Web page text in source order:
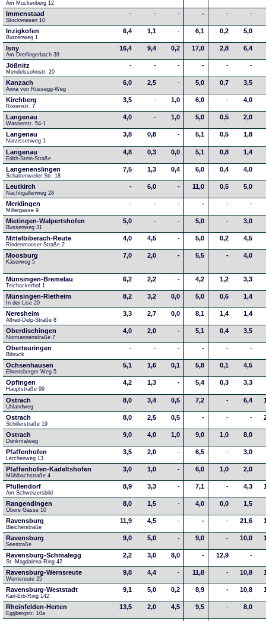
Am Muckenberg 12
Immenstaad
Stockwiesen 10
- - - - - -
Inzigkofen
Butzenweg 1
6,4 1,1 - 6,1 0,2 5,0
Isny
Am Dreifingerbach 39
16,4 9,4 0,2 17,0 2,8 6,4
Jößnitz
Mendelssohnstr. 20
- - - - - -
Kanzach
Anna von Russegg-Weg
6,0 2,5 - 5,0 0,7 3,5
Kirchberg
Rosenstr. 7
3,5 - 1,0 6,0 - 4,0
Langenau
Wasserstr. 54-1
4,0 - 1,0 5,0 0,5 2,0
Langenau
Narzissenweg 1
3,8 0,8 - 5,1 0,5 1,8
Langenau
Edith-Stein-Straße
4,8 0,3 0,0 5,1 0,8 1,4
Langenenslingen
Schattenweiler Str. 18
7,5 1,3 0,4 6,0 0,4 4,0
Leutkirch
Nachtigallenweg 28
- 6,0 - 11,0 0,5 5,0
Merklingen
Millergasse 9
- - - - - -
Mietingen-Walpertshofen
Bussenweg 31
5,0 - - 5,0 - 3,0
Mittelbiberach-Reute
Rindenmooser Straße 2
4,0 4,5 - 5,0 0,2 4,5
Moosburg
Käserweg 5
7,0 2,0 - 5,5 - 4,0
Münsingen-Bremelau
Teichackerhof 1
6,2 2,2 - 4,2 1,2 3,3
Münsingen-Rietheim
In der Lise 20
8,2 3,2 0,0 5,0 0,6 1,4
Neresheim
Alfred-Delp-Straße 8
3,3 2,7 0,0 8,1 1,4 1,4
Oberdischingen
Normannenstraße 7
4,0 2,0 - 5,1 0,4 3,5
Oberteuringen
Bibruck
- - - - - -
Ochsenhausen
Ehrensberger Weg 5
5,1 1,6 0,1 5,8 0,1 4,5
Öpfingen
Hauptstraße 99
4,2 1,3 - 5,4 0,3 3,3
Ostrach
Uhlandweg
8,0 3,4 0,5 7,2 - 6,4
Ostrach
Schillerstraße 19
8,0 2,5 0,5 - - -
Ostrach
Denkmalweg
9,0 4,0 1,0 9,0 1,0 8,0
Pfaffenhofen
Lerchenweg 13
3,5 2,0 - 6,5 - 3,0
Pfaffenhofen-Kadeltshofen
Mühlbachstraße 4
3,0 1,0 - 6,0 1,0 2,0
Pfullendorf
Am Schweizersbild
8,9 3,3 - 7,1 - 4,3
Rangendingen
Obere Gasse 10
8,0 1,5 - 4,0 0,0 1,5
Ravensburg
Bleicherstraße
11,9 4,5 - - - 21,6
Ravensburg
Seestraße
9,0 5,0 - 9,0 - 10,0
Ravensburg-Schmalegg
St.-Magdalena-Ring 42
2,2 3,0 8,0 - 12,9 -
Ravensburg-Wernsreute
Wernsreute 25
9,8 4,4 - 11,8 - 10,8
Ravensburg-Weststadt
Karl-Erb-Ring 142
9,1 5,0 0,2 8,9 - 10,8
Rheinfelden-Herten
Eggbergstr. 10a
13,5 2,0 4,5 9,5 - 8,0